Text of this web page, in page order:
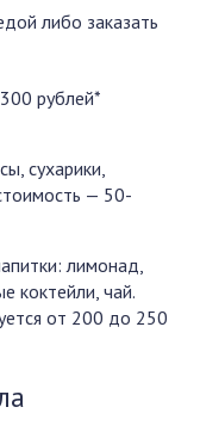
либо заказать
рублей*
сухарики,
— 50-
лимонад,
коктейли, чай.
от 200 до 250